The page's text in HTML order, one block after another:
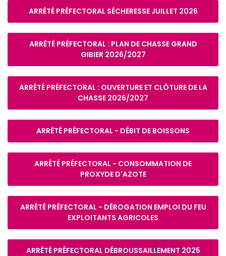
ARRÊTÉ PRÉFECTORAL SÉCHERESSE JUILLET 2026
ARRÊTÉ PRÉFECTORAL : PLAN DE CHASSE GRAND
GIBIER 2026/2027
ARRÊTÉ PRÉFECTORAL : OUVERTURE ET CLÔTURE DE LA
CHASSE 2026/2027
ARRÊTÉ PRÉFECTORAL - DÉBIT DE BOISSONS
ARRÊTÉ PRÉFECTORAL - CONSOMMATION DE
PROXYDE D'AZOTE
ARRÊTÉ PRÉFECTORAL - DÉROGATION EMPLOI DU FEU
EXPLOITANTS AGRICOLES
ARRÊTÉ PRÉFECTORAL DÉBROUSSAILLEMENT 2025